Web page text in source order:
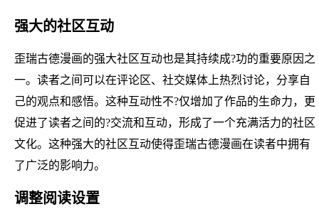
强大的社区互动
歪瑞古德漫画的强大社区互动也是其持续成?功的重要原因之
一。读者之间可以在评论区、社交媒体上热烈讨论，分享自
己的观点和感悟。这种互动性不?仅增加了作品的生命力，更
促进了读者之间的?交流和互动，形成了一个充满活力的社区
文化。这种强大的社区互动使得歪瑞古德漫画在读者中拥有
了广泛的影响力。
调整阅读设置